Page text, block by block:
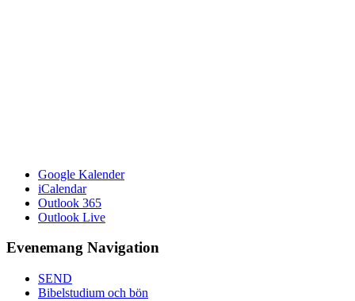
Google Kalender
iCalendar
Outlook 365
Outlook Live
Evenemang Navigation
SEND
Bibelstudium och bön